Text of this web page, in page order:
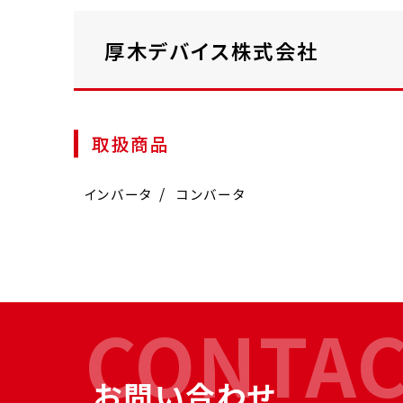
厚木デバイス株式会社
取扱商品
インバータ コンバータ